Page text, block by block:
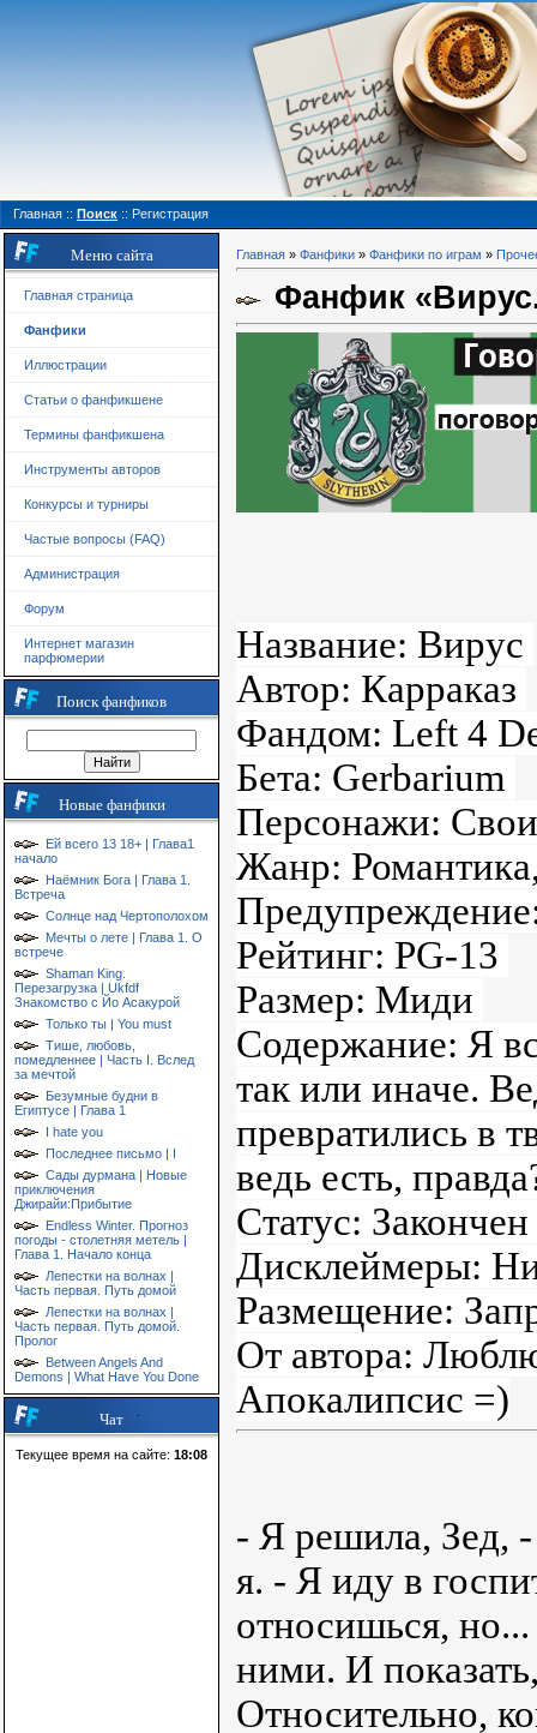
Главная :: Поиск :: Регистрация
Меню сайта
Главная страница
Фанфики
Иллюстрации
Статьи о фанфикшене
Термины фанфикшена
Инструменты авторов
Конкурсы и турниры
Частые вопросы (FAQ)
Администрация
Форум
Интернет магазин
парфюмерии
Поиск фанфиков
Новые фанфики
Ей всего 13 18+ | Глава1
начало
Наёмник Бога | Глава 1.
Встреча
Солнце над Чертополохом
Мечты о лете | Глава 1. О
встрече
Shaman King.
Перезагрузка | Ukfdf
Знакомство с Йо Асакурой
Только ты | You must
Тише, любовь,
помедленнее | Часть I. Вслед
за мечтой
Безумные будни в
Египтусе | Глава 1
I hate you
Последнее письмо | I
Сады дурмана | Новые
приключения
Джирайи:Прибытие
Endless Winter. Прогноз
погоды - столетняя метель |
Глава 1. Начало конца
Лепестки на волнах |
Часть первая. Путь домой
Лепестки на волнах |
Часть первая. Путь домой.
Пролог
Between Angels And
Demons | What Have You Done
Чат
Текущее время на сайте: 18:08
Главная » Фанфики » Фанфики по играм »
Фанфик
Название: Вирус
Автор: Карраказ
Фандом: Left 4
Бета: Gerbarium
Персонажи:
Жанр:
Рейтинг: PG-13
Размер: Миди
Содержание: Я
так или иначе.
превратились в
ведь есть,
Статус: Закончен
Дисклеймеры:
Размещение:
От автора:
Апокалипсис =)
- Я решила, Зед,
я. - Я иду в
относишься,
ними. И
Относительно,